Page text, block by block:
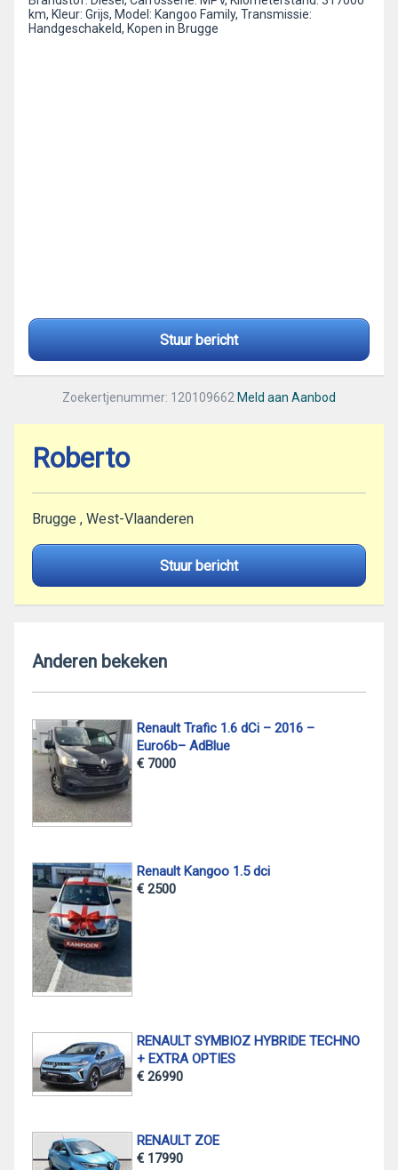
km, Kleur: Grijs, Model: Kangoo Family, Transmissie:
Handgeschakeld, Kopen in Brugge
Stuur bericht
Zoekertjenummer: 120109662 Meld aan Aanbod
Roberto
Brugge , West-Vlaanderen
Stuur bericht
Anderen bekeken
Renault Trafic 1.6 dCi – 2016 –
Euro6b– AdBlue
€ 7000
Renault Kangoo 1.5 dci
€ 2500
RENAULT SYMBIOZ HYBRIDE TECHNO
+ EXTRA OPTIES
€ 26990
RENAULT ZOE
€ 17990